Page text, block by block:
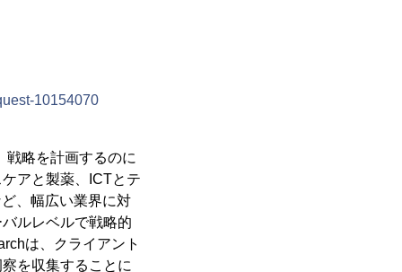
10154070
戦略を計画するのに
アと製薬、ICTとテ
、幅広い業界に対
ルレベルで戦略的
は、クライアント
を収集することに